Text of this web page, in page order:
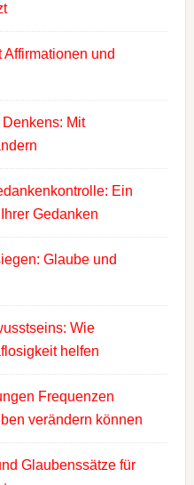
und
Mit
Ein
Gedanken
Glaube und
Wie
helfen
Frequenzen
verändern können
Glaubenssätze für